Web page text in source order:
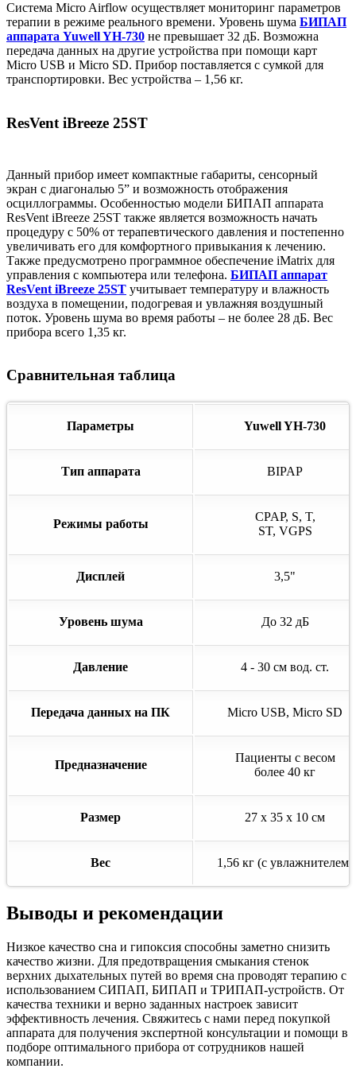
Система Micro Airflow осуществляет мониторинг параметров
терапии в режиме реального времени. Уровень шума БИПАП
аппарата Yuwell YH-730 не превышает 32 дБ. Возможна
передача данных на другие устройства при помощи карт
Micro USB и Micro SD. Прибор поставляется с сумкой для
транспортировки. Вес устройства – 1,56 кг.
ResVent iBreeze 25ST
Данный прибор имеет компактные габариты, сенсорный
экран с диагональю 5” и возможность отображения
осциллограммы. Особенностью модели БИПАП аппарата
ResVent iBreeze 25ST также является возможность начать
процедуру с 50% от терапевтического давления и постепенно
увеличивать его для комфортного привыкания к лечению.
Также предусмотрено программное обеспечение iMatrix для
управления с компьютера или телефона. БИПАП аппарат
ResVent iBreeze 25ST учитывает температуру и влажность
воздуха в помещении, подогревая и увлажняя воздушный
поток. Уровень шума во время работы – не более 28 дБ. Вес
прибора всего 1,35 кг.
Сравнительная таблица
Параметры Yuwell YH-730
Тип аппарата BIPAP
Режимы работы
CPAP, S, T,
ST, VGPS
Дисплей 3,5"
Уровень шума До 32 дБ
Давление 4 - 30 см вод. ст.
Передача данных на ПК Micro USB, Micro SD
Предназначение
Пациенты с весом
более 40 кг
Размер 27 х 35 х 10 см
Вес 1,56 кг (с увлажнителем)
Выводы и рекомендации
Низкое качество сна и гипоксия способны заметно снизить
качество жизни. Для предотвращения смыкания стенок
верхних дыхательных путей во время сна проводят терапию с
использованием СИПАП, БИПАП и ТРИПАП-устройств. От
качества техники и верно заданных настроек зависит
эффективность лечения. Свяжитесь с нами перед покупкой
аппарата для получения экспертной консультации и помощи в
подборе оптимального прибора от сотрудников нашей
компании.